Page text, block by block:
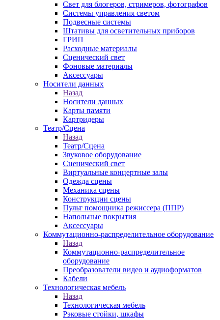
Свет для блогеров, стримеров, фотографов
Системы управления светом
Подвесные системы
Штативы для осветительных приборов
ГРИП
Расходные материалы
Сценический свет
Фоновые материалы
Аксессуары
Носители данных
Назад
Носители данных
Карты памяти
Картридеры
Театр/Сцена
Назад
Театр/Сцена
Звуковое оборудование
Сценический свет
Виртуальные концертные залы
Одежда сцены
Механика сцены
Конструкции сцены
Пульт помощника режиссера (ППР)
Напольные покрытия
Аксессуары
Коммутационно-распределительное оборудование
Назад
Коммутационно-распределительное
оборудование
Преобразователи видео и аудиоформатов
Кабели
Технологическая мебель
Назад
Технологическая мебель
Рэковые стойки, шкафы